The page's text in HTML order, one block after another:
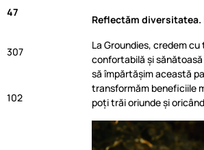
47
307
102
Reflectăm diversitatea.
La Groundies, credem
confortabilă și
să împărtășim această
transformăm beneficiile
poți trăi oriunde și